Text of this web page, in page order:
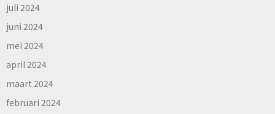
juli 2024
juni 2024
mei 2024
april 2024
maart 2024
februari 2024